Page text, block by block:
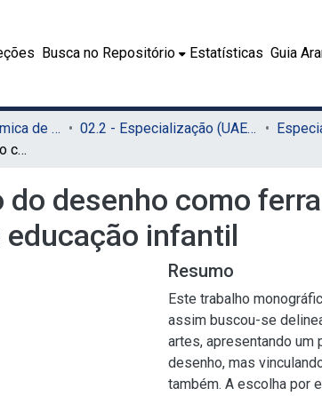
Busca no Repositório Estatísticas Guia
02. Unidade Acadêmica de Educação a Distância e Tecnologia (UAEADTec) 02.2 - Especialização (UAEADTec)
A concepção do desenho como ferramenta artística na prática do professor de educação infantil
do desenho como
infantil
Resumo
Este trabalho
assim buscou-se
artes, apresentando um
desenho, mas
também. A escolha por